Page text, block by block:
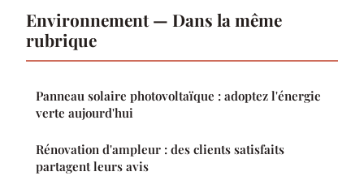
Environnement — Dans la même
rubrique
Panneau solaire photovoltaïque : adoptez l'énergie
verte aujourd'hui
Rénovation d'ampleur : des clients satisfaits
partagent leurs avis